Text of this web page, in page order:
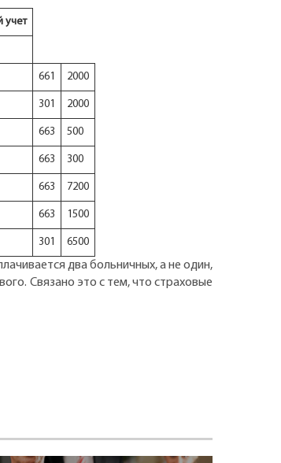
учет
661 2000
301 2000
663 500
663 300
663 7200
663 1500
301 6500
два больничных, а не один,
Связано это с тем, что страховые